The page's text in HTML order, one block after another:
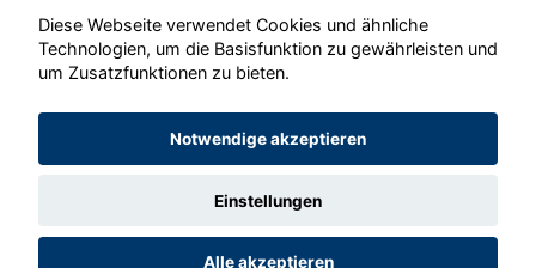
© konjunkturmotor.de GmbH 2020 - 2026
Diese Webseite verwendet Cookies und ähnliche
Technologien, um die Basisfunktion zu gewährleisten und
um Zusatzfunktionen zu bieten.
Notwendige akzeptieren
Einstellungen
Alle akzeptieren